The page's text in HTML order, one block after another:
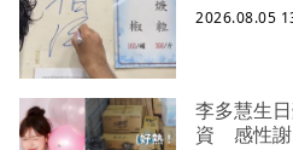
2026.08.05
李多慧生
資 感性謝